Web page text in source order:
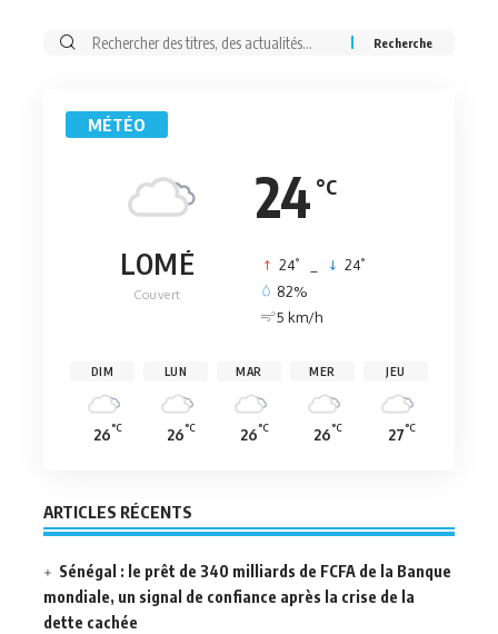
Rechercher:
MÉTÉO
24 °C
LOMÉ
Couvert
24° 24°
82%
5 km/h
DIM
26°C
LUN
26°C
MAR
26°C
MER
26°C
JEU
27°C
ARTICLES RÉCENTS
Sénégal : le prêt de 340 milliards de FCFA de la Banque
mondiale, un signal de confiance après la crise de la
dette cachée